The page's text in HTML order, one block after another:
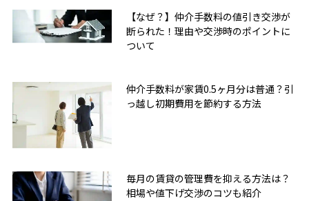
【なぜ？】仲介手数料の値引き交渉が
断られた！理由や交渉時のポイントに
ついて
仲介手数料が家賃0.5ヶ月分は普通？引
っ越し初期費用を節約する方法
毎月の賃貸の管理費を抑える方法は？
相場や値下げ交渉のコツも紹介